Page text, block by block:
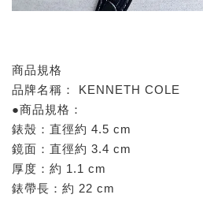
商品規格
品牌名稱： KENNETH COLE
●商品規格：
錶殼：直徑約 4.5 cm
鏡面：直徑約 3.4 cm
厚度：約 1.1 cm
錶帶長：約 22 cm